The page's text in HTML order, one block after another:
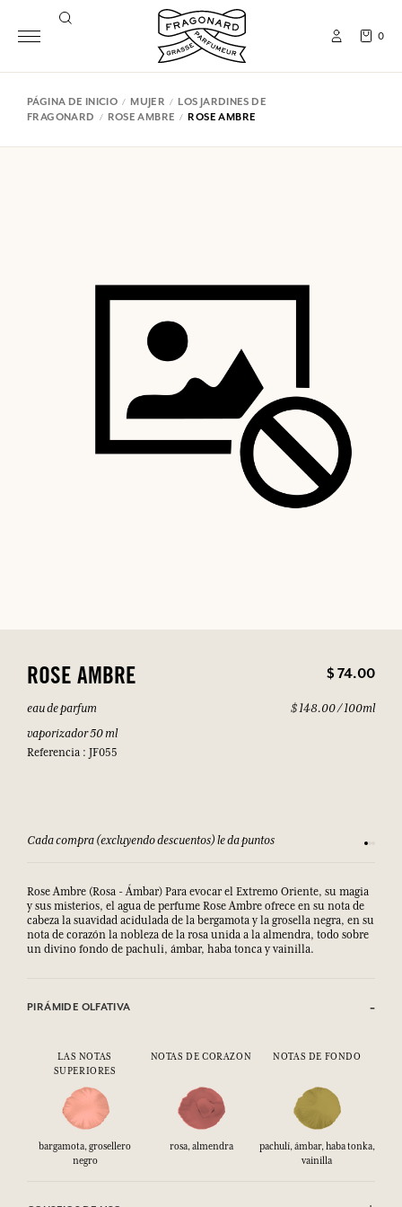
0
PÁGINA DE INICIO MUJER
LOS JARDINES DE
FRAGONARD
ROSE AMBRE ROSE AMBRE
ROSE AMBRE $ 74.00
eau de parfum
vaporizador 50 ml
Referencia : JF055
$ 148.00 / 100ml
Cada compra (excluyendo descuentos) le da puntos
Rose Ambre (Rosa - Ámbar) Para evocar el Extremo Oriente, su magia
y sus misterios, el agua de perfume Rose Ambre ofrece en su nota de
cabeza la suavidad acidulada de la bergamota y la grosella negra, en su
nota de corazón la nobleza de la rosa unida a la almendra, todo sobre
un divino fondo de pachuli, ámbar, haba tonca y vainilla.
PIRÁMIDE OLFATIVA
LAS NOTAS
SUPERIORES
NOTAS DE CORAZON NOTAS DE FONDO
bargamota, grosellero
negro
rosa, almendra
pachulí, ámbar, haba tonka,
vainilla